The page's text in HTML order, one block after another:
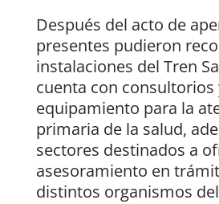
Después del acto de
presentes pudieron
instalaciones del Tren
cuenta con consultorios
equipamiento para la
primaria de la salud,
sectores destinados a
asesoramiento en
distintos organismos